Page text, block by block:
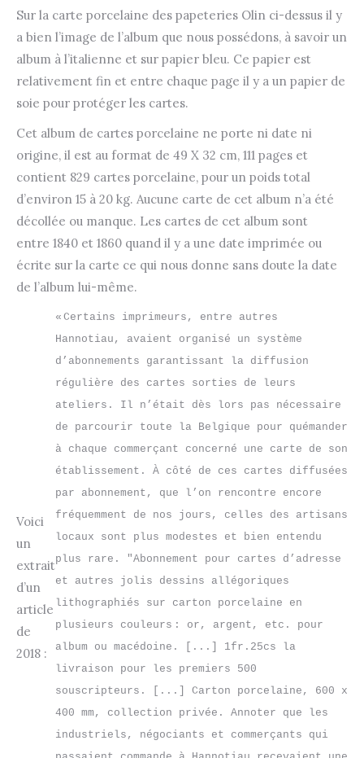
Sur la carte porcelaine des papeteries Olin ci-dessus il y
a bien l’image de l’album que nous possédons, à savoir un
album à l’italienne et sur papier bleu. Ce papier est
relativement fin et entre chaque page il y a un papier de
soie pour protéger les cartes.
Cet album de cartes porcelaine ne porte ni date ni
origine, il est au format de 49 X 32 cm, 111 pages et
contient 829 cartes porcelaine, pour un poids total
d’environ 15 à 20 kg. Aucune carte de cet album n’a été
décollée ou manque. Les cartes de cet album sont
entre 1840 et 1860 quand il y a une date imprimée ou
écrite sur la carte ce qui nous donne sans doute la date
de l’album lui-même.
Voici
un
extrait
d’un
article
de
2018 :
« Certains imprimeurs, entre autres
Hannotiau, avaient organisé un système
d’abonnements garantissant la diffusion
régulière des cartes sorties de leurs
ateliers. Il n’était dès lors pas nécessaire
de parcourir toute la Belgique pour quémander
à chaque commerçant concerné une carte de son
établissement. À côté de ces cartes diffusées
par abonnement, que l’on rencontre encore
fréquemment de nos jours, celles des artisans
locaux sont plus modestes et bien entendu
plus rare. "Abonnement pour cartes d’adresse
et autres jolis dessins allégoriques
lithographiés sur carton porcelaine en
plusieurs couleurs : or, argent, etc. pour
album ou macédoine. [...] 1fr.25cs la
livraison pour les premiers 500
souscripteurs. [...] Carton porcelaine, 600 x
400 mm, collection privée. Annoter que les
industriels, négociants et commerçants qui